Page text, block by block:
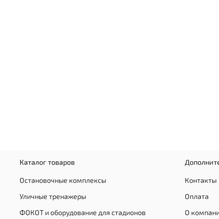
Каталог товаров
Остановочные комплексы
Уличные тренажеры
ФОКОТ и оборудование для стадионов
Контакты
Оплата
О